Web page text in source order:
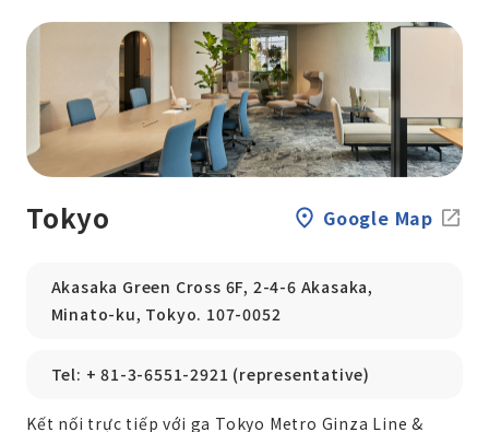
Tokyo Google Map
Akasaka Green Cross 6F, 2-4-6 Akasaka,
Minato-ku, Tokyo. 107-0052
Tel: + 81-3-6551-2921 (representative)
Kết nối trực tiếp với ga Tokyo Metro Ginza Line &